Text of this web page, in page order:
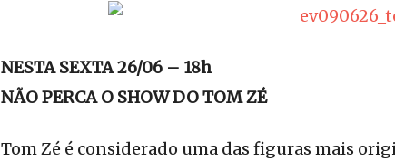
NESTA SEXTA 26/06 – 18h
NÃO PERCA O SHOW DO TOM ZÉ
Tom Zé é considerado uma das figuras mais